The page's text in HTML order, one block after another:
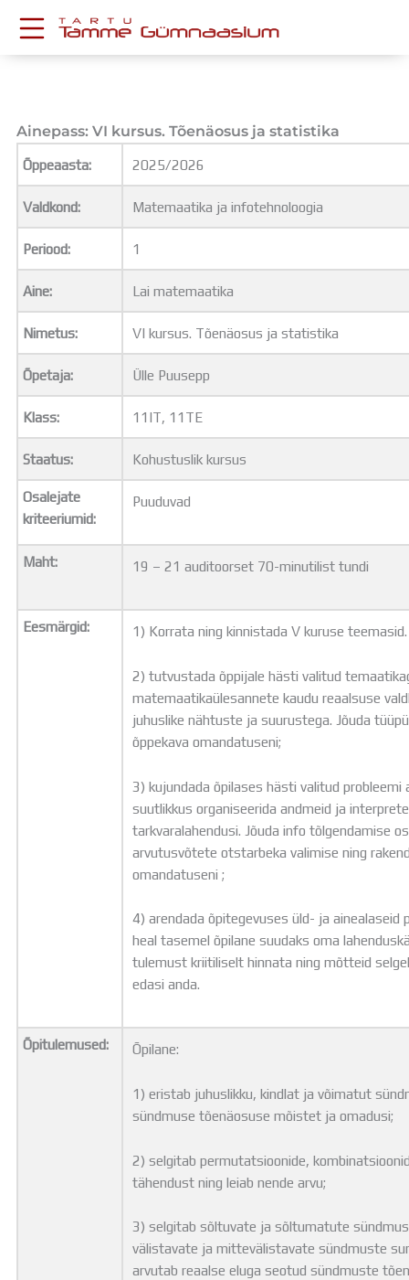
content
Postkast
Drive
Tamme TV
Tamme Leht
Kooliraadio
Koorilaul
ÕPPETÖÖ
Tunniplaan
Aastaplaan
Õppekava
Ainepassid
Huviringid
Õpilastööd (UPT)
Distantsõpe
Projektid
ÜLDINFO
Sisseastumine
Vilistlastele
Toitlustamine
Õpilasesindus
Kontaktid
Tööpakkumised
Ainepass: VI kursus. Tõenäosus ja statistika
Õppeaasta: 2025/2026
Valdkond: Matemaatika ja infotehnoloogia
Periood: 1
Aine: Lai matemaatika
Nimetus: VI kursus. Tõenäosus ja statistika
Õpetaja: Ülle Puusepp
Klass: 11IT, 11TE
Staatus: Kohustuslik kursus
Osalejate
kriteeriumid:
Puuduvad
Maht: 19 – 21 auditoorset 70-minutilist tundi
Eesmärgid: 1) Korrata ning kinnistada V kuruse teemasid.
2) tutvustada õppijale hästi valitud
matemaatikaülesannete kaudu reaalsuse
juhuslike nähtuste ja suurustega. Jõuda
õppekava omandatuseni;
3) kujundada õpilases hästi valitud probleemi
suutlikkus organiseerida andmeid ja
tarkvaralahendusi. Jõuda info tõlgendamise
arvutusvõtete otstarbeka valimise ning
omandatuseni ;
4) arendada õpitegevuses üld- ja ainealaseid
heal tasemel õpilane suudaks oma
tulemust kriitiliselt hinnata ning mõtteid
edasi anda.
Õpitulemused: Õpilane:
1) eristab juhuslikku, kindlat ja võimatut
sündmuse tõenäosuse mõistet ja omadusi;
2) selgitab permutatsioonide,
tähendust ning leiab nende arvu;
3) selgitab sõltuvate ja sõltumatute
välistavate ja mittevälistavate sündmuste
arvutab reaalse eluga seotud sündmuste